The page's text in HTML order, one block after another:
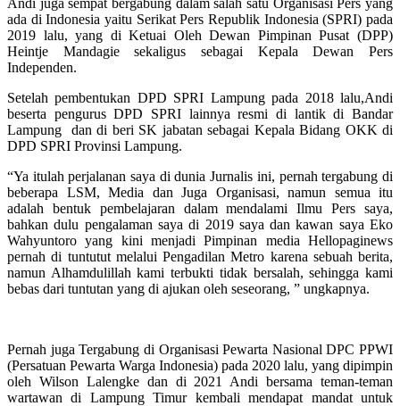
Andi juga sempat bergabung dalam salah satu Organisasi Pers yang
ada di Indonesia yaitu Serikat Pers Republik Indonesia (SPRI) pada
2019 lalu, yang di Ketuai Oleh Dewan Pimpinan Pusat (DPP)
Heintje Mandagie sekaligus sebagai Kepala Dewan Pers
Independen.
Setelah pembentukan DPD SPRI Lampung pada 2018 lalu,Andi
beserta pengurus DPD SPRI lainnya resmi di lantik di Bandar
Lampung dan di beri SK jabatan sebagai Kepala Bidang OKK di
DPD SPRI Provinsi Lampung.
“Ya itulah perjalanan saya di dunia Jurnalis ini, pernah tergabung di
beberapa LSM, Media dan Juga Organisasi, namun semua itu
adalah bentuk pembelajaran dalam mendalami Ilmu Pers saya,
bahkan dulu pengalaman saya di 2019 saya dan kawan saya Eko
Wahyuntoro yang kini menjadi Pimpinan media Hellopaginews
pernah di tuntutut melalui Pengadilan Metro karena sebuah berita,
namun Alhamdulillah kami terbukti tidak bersalah, sehingga kami
bebas dari tuntutan yang di ajukan oleh seseorang, ” ungkapnya.
Pernah juga Tergabung di Organisasi Pewarta Nasional DPC PPWI
(Persatuan Pewarta Warga Indonesia) pada 2020 lalu, yang dipimpin
oleh Wilson Lalengke dan di 2021 Andi bersama teman-teman
wartawan di Lampung Timur kembali mendapat mandat untuk